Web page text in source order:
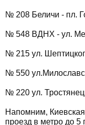
№ 208 Беличи - пл.
№ 548 ВДНХ - ул.
№ 215 ул.
№ 550
№ 220 ул.
Напомним,
проезд в метро до 5